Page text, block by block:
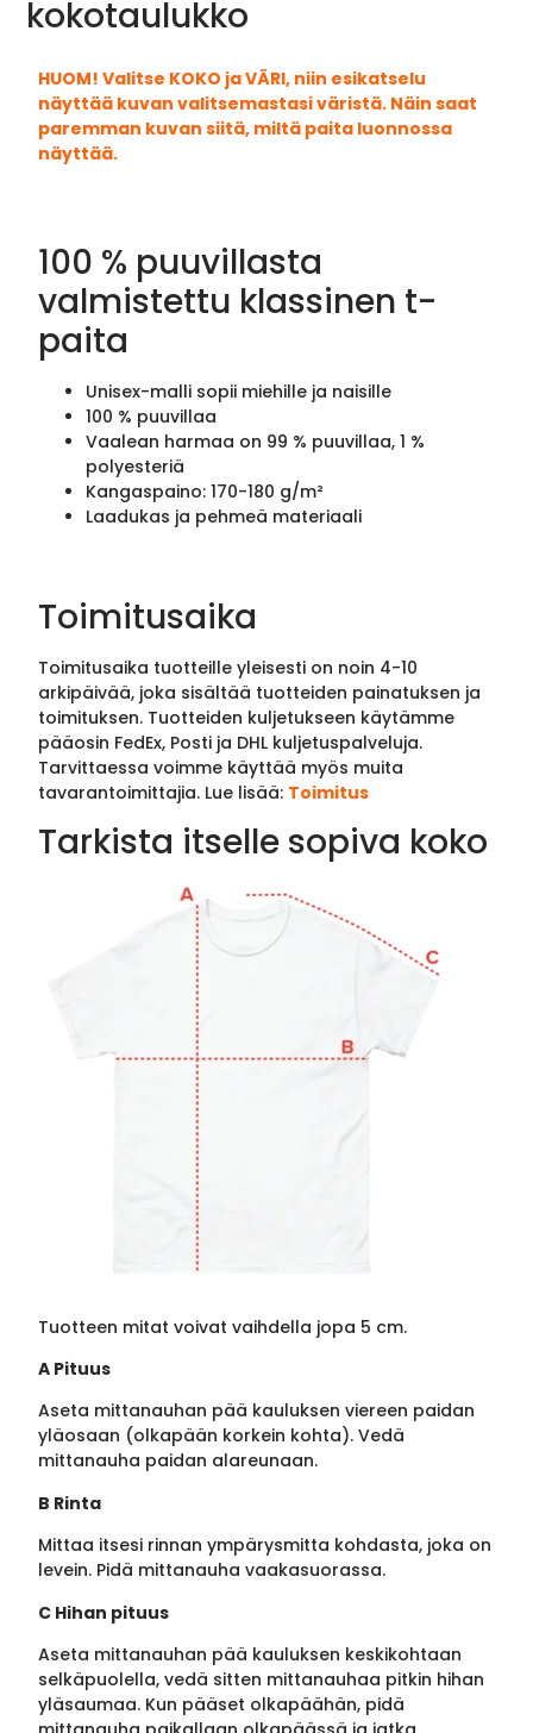
kokotaulukko
HUOM! Valitse KOKO ja VÄRI, niin esikatselu
näyttää kuvan valitsemastasi väristä. Näin saat
paremman kuvan siitä, miltä paita luonnossa
näyttää.
100 % puuvillasta
valmistettu klassinen t-
paita
Unisex-malli sopii miehille ja naisille
100 % puuvillaa
Vaalean harmaa on 99 % puuvillaa, 1 %
polyesteriä
Kangaspaino: 170-180 g/m²
Laadukas ja pehmeä materiaali
Toimitusaika
Toimitusaika tuotteille yleisesti on noin 4-10
arkipäivää, joka sisältää tuotteiden painatuksen ja
toimituksen. Tuotteiden kuljetukseen käytämme
pääosin FedEx, Posti ja DHL kuljetuspalveluja.
Tarvittaessa voimme käyttää myös muita
tavarantoimittajia. Lue lisää: Toimitus
Tarkista itselle sopiva koko
Tuotteen mitat voivat vaihdella jopa 5 cm.
A Pituus
Aseta mittanauhan pää kauluksen viereen paidan
yläosaan (olkapään korkein kohta). Vedä
mittanauha paidan alareunaan.
B Rinta
Mittaa itsesi rinnan ympärysmitta kohdasta, joka on
levein. Pidä mittanauha vaakasuorassa.
C Hihan pituus
Aseta mittanauhan pää kauluksen keskikohtaan
selkäpuolella, vedä sitten mittanauhaa pitkin hihan
yläsaumaa. Kun pääset olkapäähän, pidä